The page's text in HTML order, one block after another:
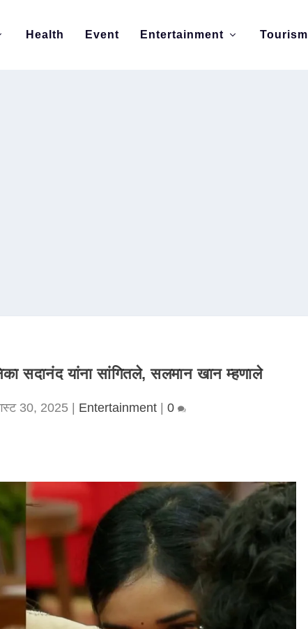
Health Event Entertainment Tourism
सदानंद यांना सांगितले, सलमान खान म्हणाले
30, 2025 Entertainment |0